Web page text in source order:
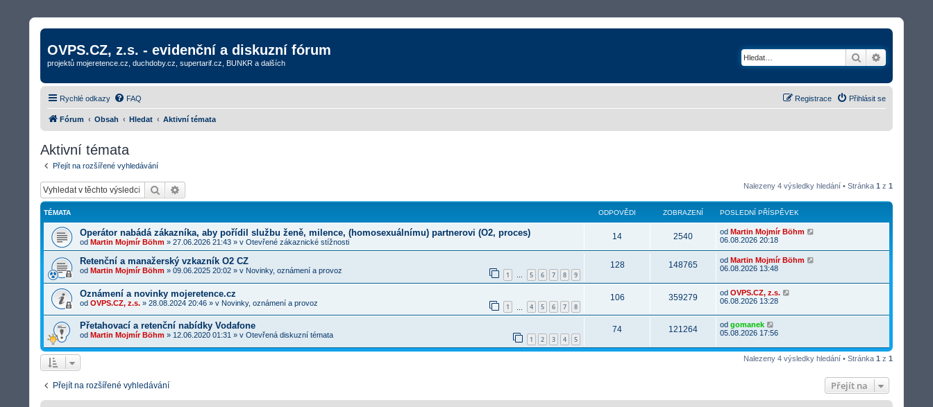
OVPS.CZ, z.s. - evidenční a diskuzní fórum
projektů mojeretence.cz, duchdoby.cz, supertarif.cz, BUNKR a dalších Hledat
Rychlé odkazy FAQ Přihlásit se
Registrace
Fórum Obsah Hledat Aktivní témata
Aktivní témata
Přejít na rozšířené vyhledávání
Hledat Nalezeny 4 výsledky hledání • Stránka 1 z 1
TÉMATA ODPOVĚDI ZOBRAZENÍ POSLEDNÍ PŘÍSPĚVEK
Operátor nabádá zákazníka, aby pořídil službu ženě, milence, (homosexuálnímu) partnerovi (O2, proces)
od Martin Mojmír Böhm » 27.06.2026 21:43 » v Otevřené zákaznické stížnosti
14 2540 od Martin Mojmír Böhm
06.08.2026 20:18
Retenční a manažerský vzkazník O2 CZ
od Martin Mojmír Böhm » 09.06.2025 20:02 » v Novinky, oznámení a provoz 1 … 5 6 7 8 9
128 148765 od Martin Mojmír Böhm
06.08.2026 13:48
Oznámení a novinky mojeretence.cz
od OVPS.CZ, z.s. » 28.08.2024 20:46 » v Novinky, oznámení a provoz 1 4 5 6 7 8
106 359279 od OVPS.CZ, z.s.
06.08.2026 13:28
Přetahovací a retenční nabídky Vodafone
od Martin Mojmír Böhm » 12.06.2020 01:31 » v Otevřená diskuzní témata 1 2 3 4 5
74 121264 od gomanek
05.08.2026 17:56
Nalezeny 4 výsledky hledání • Stránka 1 z 1
Přejít na rozšířené vyhledávání Přejít na